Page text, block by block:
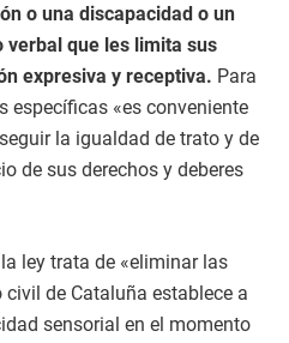
o una discapacidad o un
verbal que les limita sus
expresiva y receptiva. Para
específicas «es conveniente
la igualdad de trato y de
de sus derechos y deberes
ley trata de «eliminar las
de Cataluña establece a
sensorial en el momento